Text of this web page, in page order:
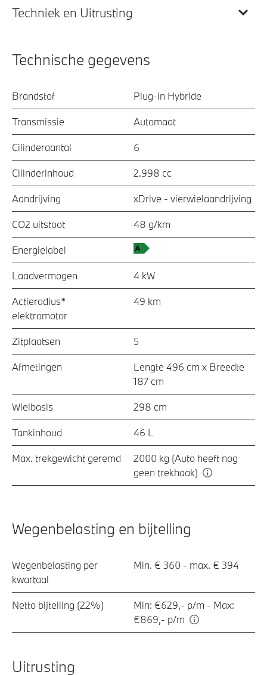
Techniek en Uitrusting
Technische gegevens
Brandstof Plug-in Hybride
Transmissie Automaat
Cilinderaantal 6
Cilinderinhoud 2.998 cc
Aandrijving xDrive - vierwielaandrijving
CO2 uitstoot 48 g/km
Energielabel
Laadvermogen 4 kW
Actieradius*
elektromotor
49 km
Zitplaatsen 5
Afmetingen
Lengte 496 cm x Breedte
187 cm
Wielbasis 298 cm
Tankinhoud 46 L
Max. trekgewicht geremd
2000 kg (Auto heeft nog
geen trekhaak)
Wegenbelasting en bijtelling
Wegenbelasting per
kwartaal
Min. € 360 - max. € 394
Netto bijtelling (22%)
Min: €629,- p/m - Max:
€869,- p/m
Uitrusting